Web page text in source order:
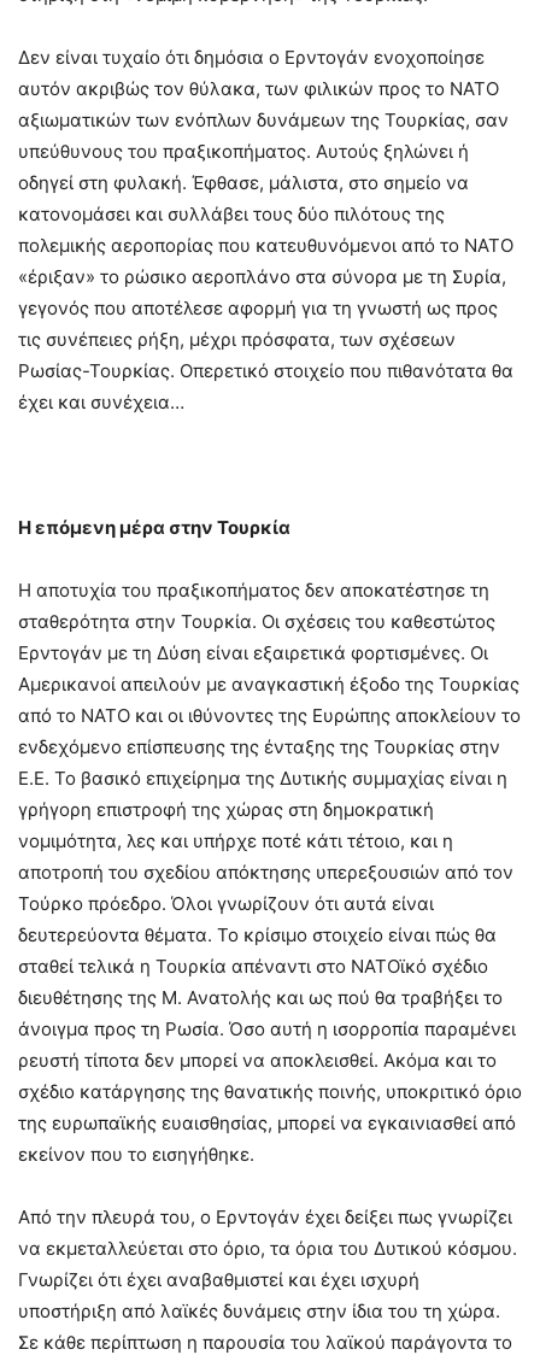
Δεν είναι τυχαίο ότι δημόσια ο Ερντογάν ενοχοποίησε
αυτόν ακριβώς τον θύλακα, των φιλικών προς το ΝΑΤΟ
αξιωματικών των ενόπλων δυνάμεων της Τουρκίας, σαν
υπεύθυνους του πραξικοπήματος. Αυτούς ξηλώνει ή
οδηγεί στη φυλακή. Έφθασε, μάλιστα, στο σημείο να
κατονομάσει και συλλάβει τους δύο πιλότους της
πολεμικής αεροπορίας που κατευθυνόμενοι από το ΝΑΤΟ
«έριξαν» το ρώσικο αεροπλάνο στα σύνορα με τη Συρία,
γεγονός που αποτέλεσε αφορμή για τη γνωστή ως προς
τις συνέπειες ρήξη, μέχρι πρόσφατα, των σχέσεων
Ρωσίας-Τουρκίας. Οπερετικό στοιχείο που πιθανότατα θα
έχει και συνέχεια…
Η επόμενη μέρα στην Τουρκία
Η αποτυχία του πραξικοπήματος δεν αποκατέστησε τη
σταθερότητα στην Τουρκία. Οι σχέσεις του καθεστώτος
Ερντογάν με τη Δύση είναι εξαιρετικά φορτισμένες. Οι
Αμερικανοί απειλούν με αναγκαστική έξοδο της Τουρκίας
από το ΝΑΤΟ και οι ιθύνοντες της Ευρώπης αποκλείουν το
ενδεχόμενο επίσπευσης της ένταξης της Τουρκίας στην
Ε.Ε. Το βασικό επιχείρημα της Δυτικής συμμαχίας είναι η
γρήγορη επιστροφή της χώρας στη δημοκρατική
νομιμότητα, λες και υπήρχε ποτέ κάτι τέτοιο, και η
αποτροπή του σχεδίου απόκτησης υπερεξουσιών από τον
Τούρκο πρόεδρο. Όλοι γνωρίζουν ότι αυτά είναι
δευτερεύοντα θέματα. Το κρίσιμο στοιχείο είναι πώς θα
σταθεί τελικά η Τουρκία απέναντι στο ΝΑΤΟϊκό σχέδιο
διευθέτησης της Μ. Ανατολής και ως πού θα τραβήξει το
άνοιγμα προς τη Ρωσία. Όσο αυτή η ισορροπία παραμένει
ρευστή τίποτα δεν μπορεί να αποκλεισθεί. Ακόμα και το
σχέδιο κατάργησης της θανατικής ποινής, υποκριτικό όριο
της ευρωπαϊκής ευαισθησίας, μπορεί να εγκαινιασθεί από
εκείνον που το εισηγήθηκε.
Από την πλευρά του, ο Ερντογάν έχει δείξει πως γνωρίζει
να εκμεταλλεύεται στο όριο, τα όρια του Δυτικού κόσμου.
Γνωρίζει ότι έχει αναβαθμιστεί και έχει ισχυρή
υποστήριξη από λαϊκές δυνάμεις στην ίδια του τη χώρα.
Σε κάθε περίπτωση η παρουσία του λαϊκού παράγοντα το